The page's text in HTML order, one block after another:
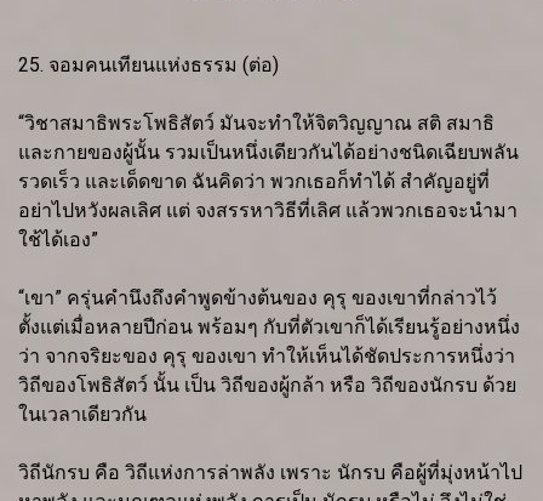
25. จอมคนเทียนแห่งธรรม (ต่อ)
“วิชาสมาธิพระโพธิสัตว์ มันจะทำให้จิตวิญญาณ สติ สมาธิ
และกายของผู้นั้น รวมเป็นหนึ่งเดียวกันได้อย่างชนิดเฉียบพลัน
รวดเร็ว และเด็ดขาด ฉันคิดว่า พวกเธอก็ทำได้ สำคัญอยู่ที่
อย่าไปหวังผลเลิศ แต่ จงสรรหาวิธีที่เลิศ แล้วพวกเธอจะนำมา
ใช้ได้เอง”
“เขา” ครุ่นคำนึงถึงคำพูดข้างต้นของ คุรุ ของเขาที่กล่าวไว้
ตั้งแต่เมื่อหลายปีก่อน พร้อมๆ กับที่ตัวเขาก็ได้เรียนรู้อย่างหนึ่ง
ว่า จากจริยะของ คุรุ ของเขา ทำให้เห็นได้ชัดประการหนึ่งว่า
วิถีของโพธิสัตว์ นั้น เป็น วิถีของผู้กล้า หรือ วิถีของนักรบ ด้วย
ในเวลาเดียวกัน
วิถีนักรบ คือ วิถีแห่งการล่าพลัง เพราะ นักรบ คือผู้ที่มุ่งหน้าไป